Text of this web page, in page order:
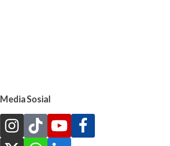
Media Sosial